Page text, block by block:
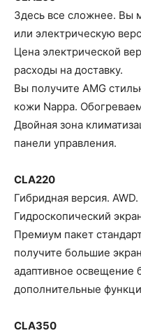
Здесь все сложнее. Вы
или электрическую
Цена электрической
расходы на доставку.
Вы получите AMG
кожи Nappa.
Двойная зона
панели управления.
CLA220
Гибридная версия.
Гидроскопический
Премиум пакет
получите большие
адаптивное освещение
дополнительные
CLA350